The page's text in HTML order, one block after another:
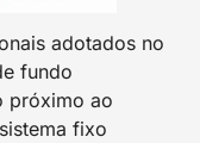
adotados no
fundo
próximo ao
fixo